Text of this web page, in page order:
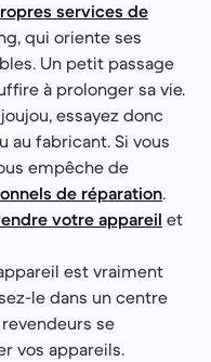
services de
qui oriente ses
Un petit passage
à prolonger sa vie.
essayez donc
au fabricant. Si vous
empêche de
de réparation.
votre appareil et
est vraiment
le dans un centre
se
vos appareils.